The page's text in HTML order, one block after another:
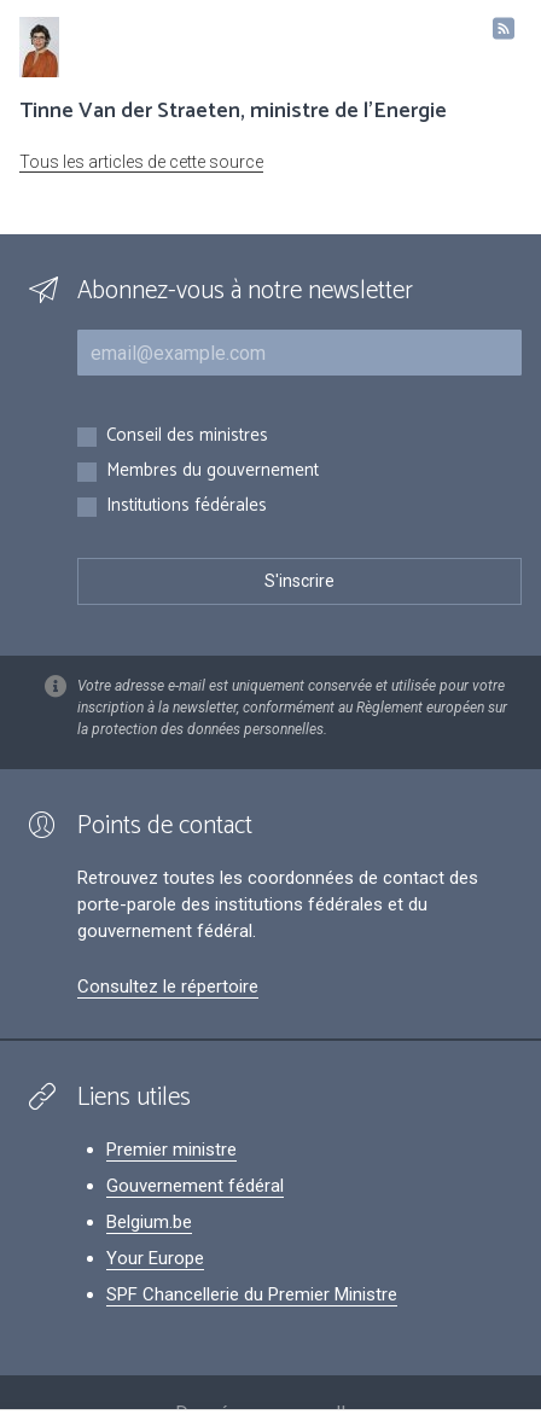
Tinne Van der Straeten, ministre de l'Energie
Tous les articles de cette source
Abonnez-vous à notre newsletter
Courriel
Inscriptions
Conseil des ministres
Membres du gouvernement
Institutions fédérales
Votre adresse e-mail est uniquement conservée et utilisée pour votre
inscription à la newsletter, conformément au Règlement européen sur
la protection des données personnelles.
Points de contact
Retrouvez toutes les coordonnées de contact des
porte-parole des institutions fédérales et du
gouvernement fédéral.
Consultez le répertoire
Liens utiles
Premier ministre
Gouvernement fédéral
Belgium.be
Your Europe
SPF Chancellerie du Premier Ministre
Données personnelles